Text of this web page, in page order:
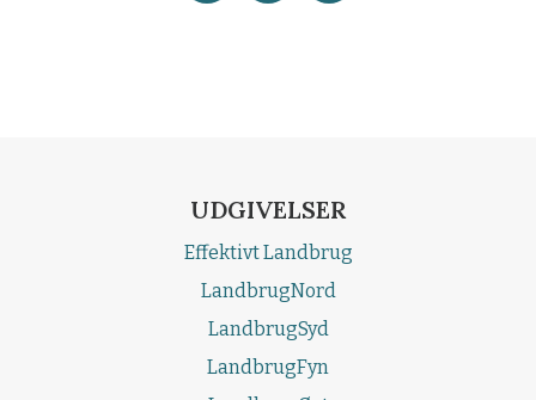
UDGIVELSER
Effektivt Landbrug
LandbrugNord
LandbrugSyd
LandbrugFyn